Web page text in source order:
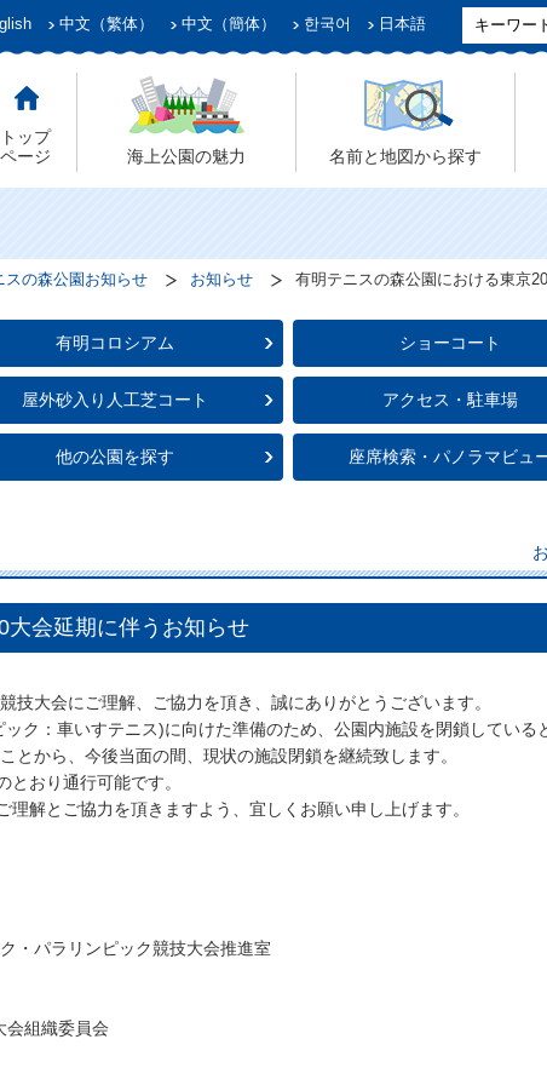
中文（繁体） 中文（簡体） 한국어 日本語
トップ
ページ
海上公園の魅力 名前と地図から探す
スの森公園お知らせ お知らせ 有明テニスの森公園における東京
有明コロシアム ショーコート
屋外砂入り人工芝コート アクセス・駐車場
他の公園を探す 座席検索・パノラマビュ
大会延期に伴うお知らせ
大会にご理解、ご協力を頂き、誠にありがとうございます。
ク：車いすテニス)に向けた準備のため、公園内施設を閉鎖している
から、今後当面の間、現状の施設閉鎖を継続致します。
おり通行可能です。
解とご協力を頂きますよう、宜しくお願い申し上げます。
パラリンピック競技大会推進室
組織委員会